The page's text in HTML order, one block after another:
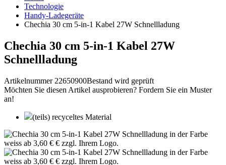
Technologie
Handy-Ladegeräte
Chechia 30 cm 5-in-1 Kabel 27W Schnellladung
Chechia 30 cm 5-in-1 Kabel 27W
Schnellladung
Artikelnummer 22650900Bestand wird geprüft
Möchten Sie diesen Artikel ausprobieren? Fordern Sie ein Muster
an!
(teils) recyceltes Material